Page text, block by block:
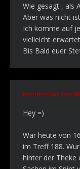
Wie gesagt , als
Aber was nicht
Ich komme auf
vielleicht
Bis Bald euer
Kommentar von
Hey =)
War heute von
im Treff 188.
hinter der Theke